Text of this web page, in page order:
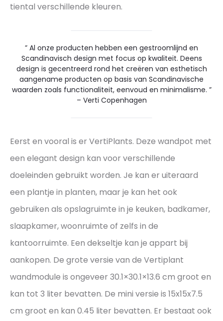
tiental verschillende kleuren.
” Al onze producten hebben een gestroomlijnd en
Scandinavisch design met focus op kwaliteit. Deens
design is gecentreerd rond het creëren van esthetisch
aangename producten op basis van Scandinavische
waarden zoals functionaliteit, eenvoud en minimalisme. ”
– Verti Copenhagen
Eerst en vooral is er VertiPlants. Deze wandpot met
een elegant design kan voor verschillende
doeleinden gebruikt worden. Je kan er uiteraard
een plantje in planten, maar je kan het ook
gebruiken als opslagruimte in je keuken, badkamer,
slaapkamer, woonruimte of zelfs in de
kantoorruimte. Een dekseltje kan je appart bij
aankopen. De grote versie van de Vertiplant
wandmodule is ongeveer 30.1×30.1×13.6 cm groot en
kan tot 3 liter bevatten. De mini versie is 15x15x7.5
cm groot en kan 0.45 liter bevatten. Er bestaat ook